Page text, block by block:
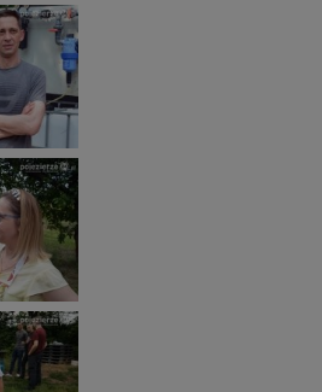
plików - w pewnych
wycieczkę, wakacje...